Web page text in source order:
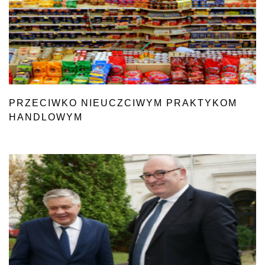
PRZECIWKO NIEUCZCIWYM PRAKTYKOM
HANDLOWYM